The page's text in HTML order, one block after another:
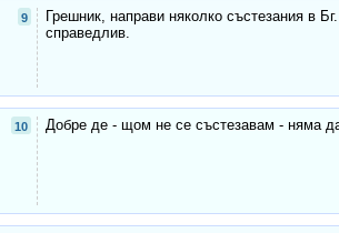
9
Грешник, направи няколко състезания в
справедлив.
10 Добре де - щом не се състезавам - няма